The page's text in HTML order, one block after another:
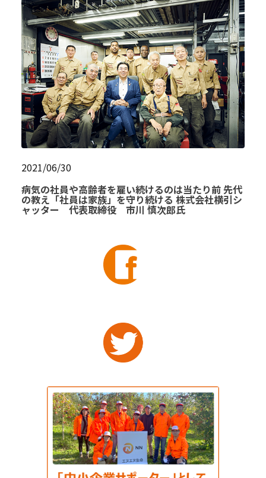
2021/06/30
病気の社員や高齢者を雇い続けるのは当たり前 先代
の教え「社員は家族」を守り続ける 株式会社横引シ
ャッター 代表取締役 市川 慎次郎氏